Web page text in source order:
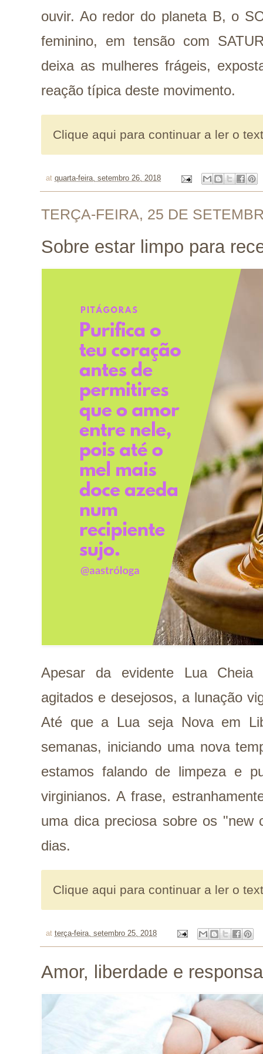
ouvir. Ao redor do planeta B, o
feminino, em tensão com
deixa as mulheres frágeis,
reação típica deste movimento.
Clique aqui para continuar a ler o
at quarta-feira, setembro 26, 2018
TERÇA-FEIRA, 25 DE
Sobre estar limpo para
Apesar da evidente Lua
agitados e desejosos, a lunação
Até que a Lua seja Nova em
semanas, iniciando uma nova
estamos falando de limpeza e
virginianos. A frase,
uma dica preciosa sobre os "new
dias.
Clique aqui para continuar a ler o
at terça-feira, setembro 25, 2018
Amor, liberdade e